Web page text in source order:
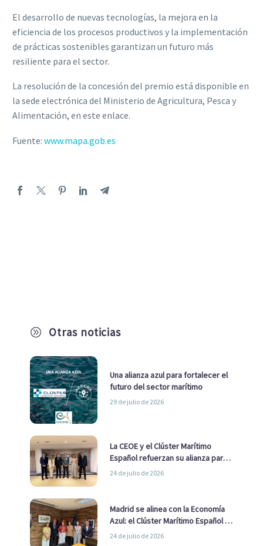
A Otras noticias
Una alianza azul para fortalecer el
futuro del sector marítimo
29 de julio de 2026
La CEOE y el Clúster Marítimo
Español refuerzan su alianza para
impulsar una estrategia Nacional
24 de julio de 2026
Madrid se alinea con la Economía
Azul: el Clúster Marítimo Español y
la Real Liga Naval avanzan alianzas
24 de julio de 2026
El desarrollo de nuevas tecnologías, la mejora en la
eficiencia de los procesos productivos y la implementación
de prácticas sostenibles garantizan un futuro más
resiliente para el sector.
La resolución de la concesión del premio está disponible en
la sede electrónica del Ministerio de Agricultura, Pesca y
Alimentación, en este enlace.
Fuente: www.mapa.gob.es